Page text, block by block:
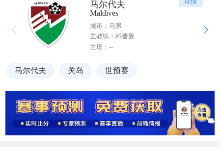
马尔代夫
Maldives
城市：马累
主教练：科普曼
主场：--
马尔代夫 关岛 世预赛